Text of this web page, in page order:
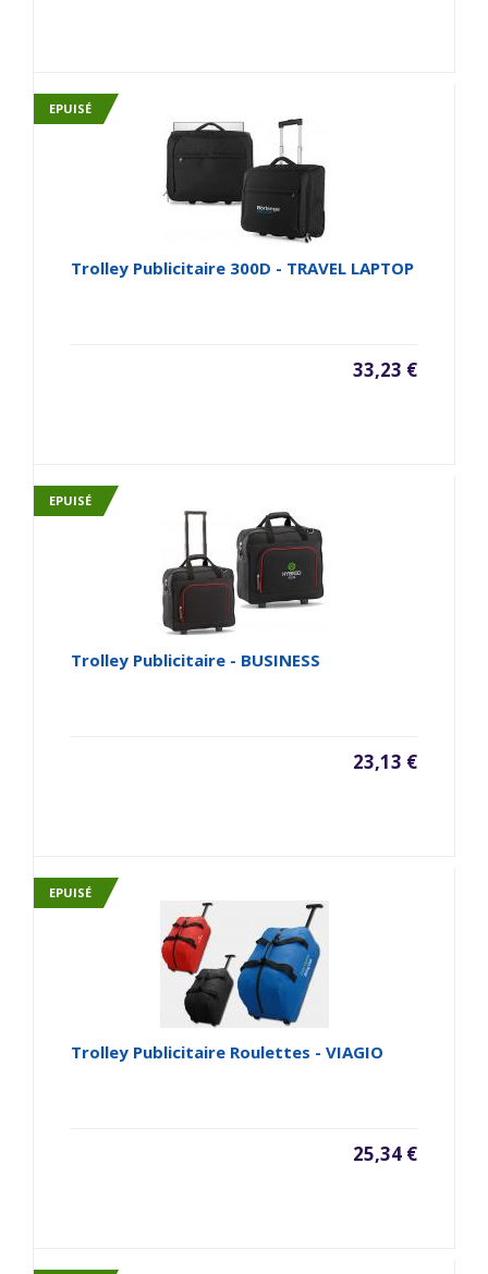
EPUISÉ
Trolley Publicitaire 300D - TRAVEL LAPTOP
33,23 €
EPUISÉ
Trolley Publicitaire - BUSINESS
23,13 €
EPUISÉ
Trolley Publicitaire Roulettes - VIAGIO
25,34 €